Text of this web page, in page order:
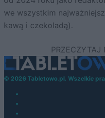
we wszystkim
kawą i czekoladą).
© 2026 Tabletowo.pl. Wszelkie